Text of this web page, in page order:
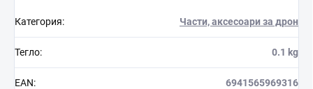
Категория: Части, аксесоари за дрон
Тегло: 0.1 kg
EAN: 6941565969316